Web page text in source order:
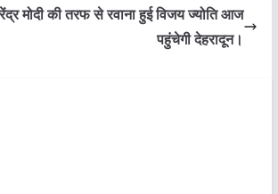
मोदी की तरफ से रवाना हुई विजय ज्योति आज
पहुंचेगी देहरादून।